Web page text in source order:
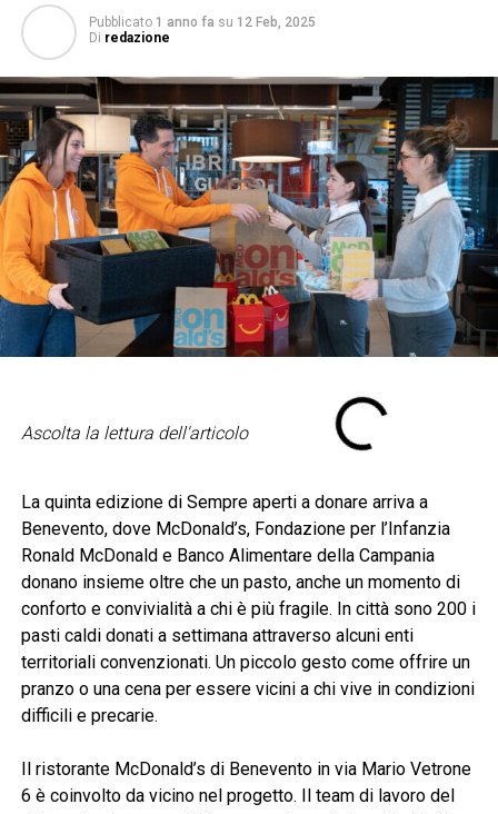
Pubblicato 1 anno fa su 12 Feb, 2025
Di redazione
Ascolta la lettura dell'articolo
La quinta edizione di Sempre aperti a donare arriva a
Benevento, dove McDonald’s, Fondazione per l’Infanzia
Ronald McDonald e Banco Alimentare della Campania
donano insieme oltre che un pasto, anche un momento di
conforto e convivialità a chi è più fragile. In città sono 200 i
pasti caldi donati a settimana attraverso alcuni enti
territoriali convenzionati. Un piccolo gesto come offrire un
pranzo o una cena per essere vicini a chi vive in condizioni
difficili e precarie.
Il ristorante McDonald’s di Benevento in via Mario Vetrone
6 è coinvolto da vicino nel progetto. Il team di lavoro del